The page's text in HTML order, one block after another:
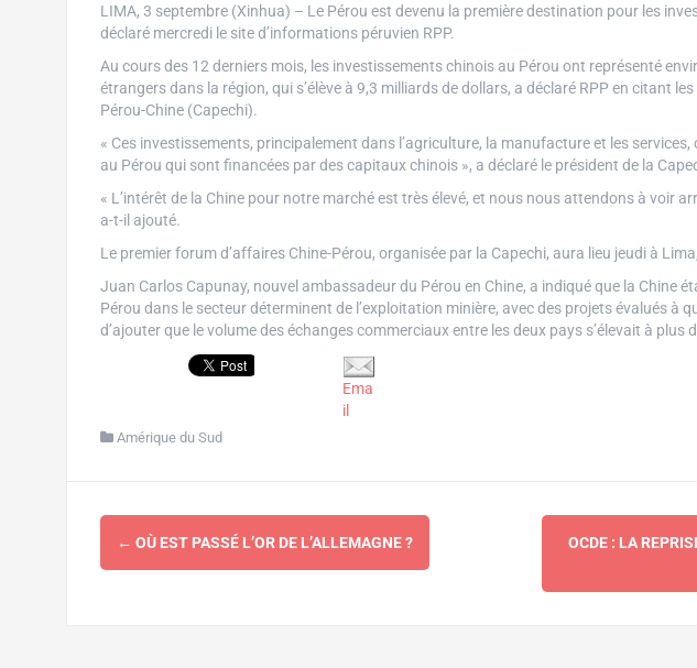
LIMA, 3 septembre (Xinhua) – Le Pérou est devenu la première destination pour les
déclaré mercredi le site d’informations péruvien RPP.
Au cours des 12 derniers mois, les investissements chinois au Pérou ont représenté
étrangers dans la région, qui s’élève à 9,3 milliards de dollars, a déclaré RPP en citant
Pérou-Chine (Capechi).
« Ces investissements, principalement dans l’agriculture, la manufacture et les
au Pérou qui sont financées par des capitaux chinois », a déclaré le président de la
« L’intérêt de la Chine pour notre marché est très élevé, et nous nous attendons à voir
a-t-il ajouté.
Le premier forum d’affaires Chine-Pérou, organisée par la Capechi, aura lieu jeudi à
Juan Carlos Capunay, nouvel ambassadeur du Pérou en Chine, a indiqué que la Chine
Pérou dans le secteur déterminent de l’exploitation minière, avec des projets évalués à
d’ajouter que le volume des échanges commerciaux entre les deux pays s’élevait à plus
Ema
il
Amérique du Sud
Navigation
d'article
← OÙ EST PASSÉ L’OR DE L’ALLEMAGNE ?
OCDE : LA